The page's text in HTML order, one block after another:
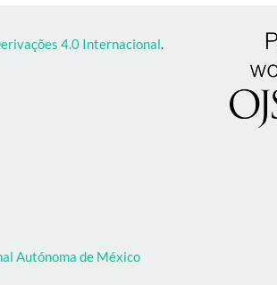
4.0 Internacional.
Autónoma de México